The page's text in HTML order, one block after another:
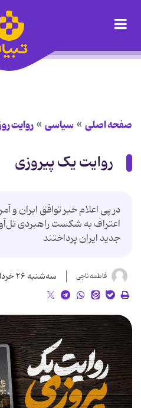
صفحه اصلی سیاسی روایت
روایت یک پیروزی
در پی اعلام خبر توافق ایران و
اعتراف به شکست راهبردی
جدید ایران پرداختند
فاطمه ناجی سه‌شنبه ۲۶ خرداد ۱۴۰۵ - ۱۰:۵۲